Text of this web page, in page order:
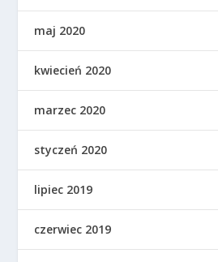
maj 2020
kwiecień 2020
marzec 2020
styczeń 2020
lipiec 2019
czerwiec 2019